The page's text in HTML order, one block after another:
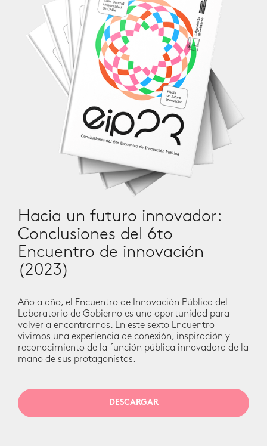
Hacia un futuro innovador:
Conclusiones del 6to
Encuentro de innovación
(2023)
Año a año, el Encuentro de Innovación Pública del
Laboratorio de Gobierno es una oportunidad para
volver a encontrarnos. En este sexto Encuentro
vivimos una experiencia de conexión, inspiración y
reconocimiento de la función pública innovadora de la
mano de sus protagonistas.
DESCARGAR